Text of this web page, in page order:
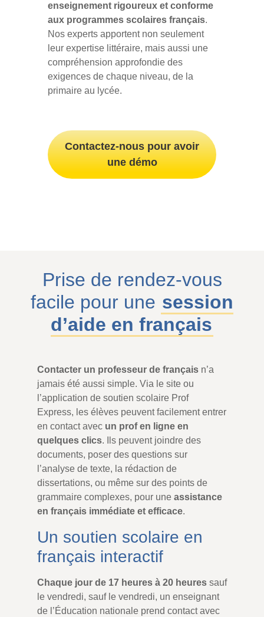
enseignement rigoureux et conforme
aux programmes scolaires français.
Nos experts apportent non seulement
leur expertise littéraire, mais aussi une
compréhension approfondie des
exigences de chaque niveau, de la
primaire au lycée.
Contactez-nous pour avoir
une démo
Prise de rendez-vous
facile pour une session
d’aide en français
Contacter un professeur de françaisn’a
jamais été aussi simple. Via le site ou
l’application de soutien scolaire Prof
Express, les élèves peuvent facilement entrer
en contact avec un prof en ligne en
quelques clics. Ils peuvent joindre des
documents, poser des questions sur
l’analyse de texte, la rédaction de
dissertations, ou même sur des points de
grammaire complexes, pour une assistance
en français immédiate et efficace.
Un soutien scolaire en
français interactif
Chaque jour de 17 heures à 20 heuressauf
le vendredi, sauf le vendredi, un enseignant
de l’Éducation nationale prend contact avec